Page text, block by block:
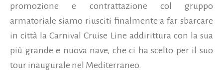
promozione e contrattazione col gruppo
armatoriale siamo riusciti finalmente a far sbarcare
in città la Carnival Cruise Line addirittura con la sua
più grande e nuova nave, che ci ha scelto per il suo
tour inaugurale nel Mediterraneo.